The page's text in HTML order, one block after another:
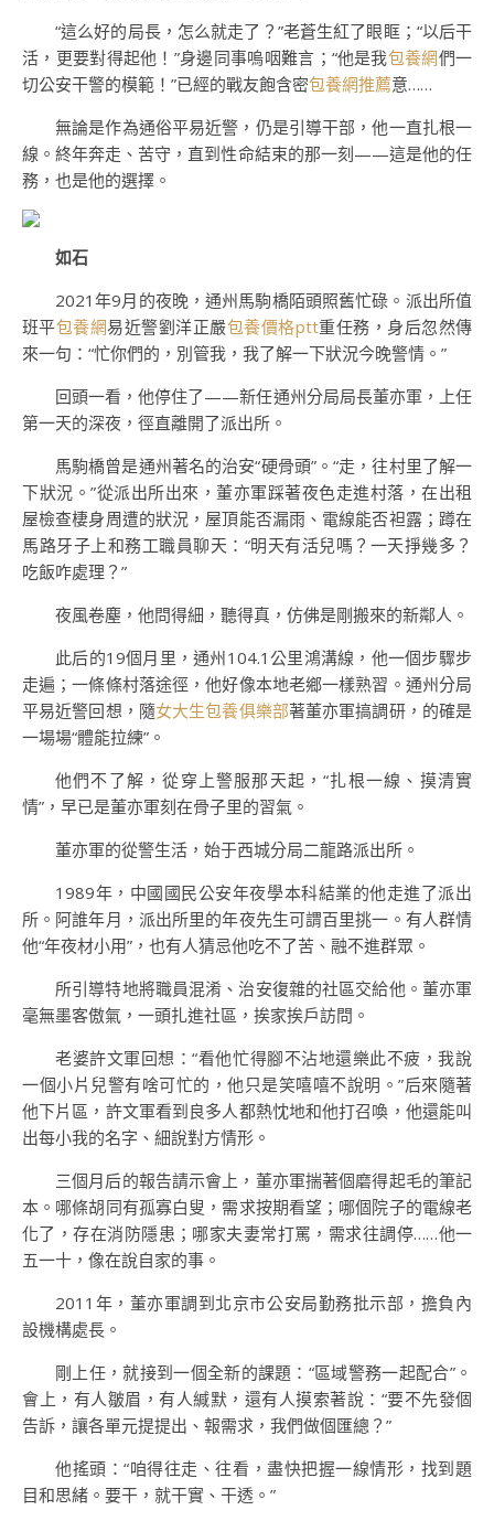
“這么好的局長，怎么就走了？”老蒼生紅了眼眶；“以后干
活，更要對得起他！”身邊同事嗚咽難言；“他是我包養網們一
切公安干警的模範！”已經的戰友飽含密包養網推薦意……
無論是作為通俗平易近警，仍是引導干部，他一直扎根一
線。終年奔走、苦守，直到性命結束的那一刻——這是他的任
務，也是他的選擇。
如石
2021年9月的夜晚，通州馬駒橋陌頭照舊忙碌。派出所值
班平包養網易近警劉洋正嚴包養價格ptt重任務，身后忽然傳
來一句：“忙你們的，別管我，我了解一下狀況今晚警情。”
回頭一看，他停住了——新任通州分局局長董亦軍，上任
第一天的深夜，徑直離開了派出所。
馬駒橋曾是通州著名的治安“硬骨頭”。“走，往村里了解一
下狀況。”從派出所出來，董亦軍踩著夜色走進村落，在出租
屋檢查棲身周遭的狀況，屋頂能否漏雨、電線能否袒露；蹲在
馬路牙子上和務工職員聊天：“明天有活兒嗎？一天掙幾多？
吃飯咋處理？”
夜風卷塵，他問得細，聽得真，仿佛是剛搬來的新鄰人。
此后的19個月里，通州104.1公里鴻溝線，他一個步驟步
走遍；一條條村落途徑，他好像本地老鄉一樣熟習。通州分局
平易近警回想，隨女大生包養俱樂部著董亦軍搞調研，的確是
一場場“體能拉練”。
他們不了解，從穿上警服那天起，“扎根一線、摸清實
情”，早已是董亦軍刻在骨子里的習氣。
董亦軍的從警生活，始于西城分局二龍路派出所。
1989年，中國國民公安年夜學本科結業的他走進了派出
所。阿誰年月，派出所里的年夜先生可謂百里挑一。有人群情
他“年夜材小用”，也有人猜忌他吃不了苦、融不進群眾。
所引導特地將職員混淆、治安復雜的社區交給他。董亦軍
毫無墨客傲氣，一頭扎進社區，挨家挨戶訪問。
老婆許文軍回想：“看他忙得腳不沾地還樂此不疲，我說
一個小片兒警有啥可忙的，他只是笑嘻嘻不說明。”后來隨著
他下片區，許文軍看到良多人都熱忱地和他打召喚，他還能叫
出每小我的名字、細說對方情形。
三個月后的報告請示會上，董亦軍揣著個磨得起毛的筆記
本。哪條胡同有孤寡白叟，需求按期看望；哪個院子的電線老
化了，存在消防隱患；哪家夫妻常打罵，需求往調停……他一
五一十，像在說自家的事。
2011年，董亦軍調到北京市公安局勤務批示部，擔負內
設機構處長。
剛上任，就接到一個全新的課題：“區域警務一起配合”。
會上，有人皺眉，有人緘默，還有人摸索著說：“要不先發個
告訴，讓各單元提提出、報需求，我們做個匯總？”
他搖頭：“咱得往走、往看，盡快把握一線情形，找到題
目和思緒。要干，就干實、干透。”